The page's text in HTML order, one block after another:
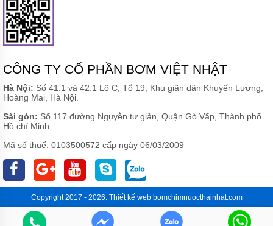
CÔNG TY CỔ PHẦN BƠM VIỆT NHẬT
Hà Nội: Số 41.1 và 42.1 Lô C, Tổ 19, Khu giãn dân Khuyến Lương,
Hoàng Mai, Hà Nội.
Sài gòn: Số 117 đường Nguyễn tư giản, Quận Gò Vấp, Thành phố
Hồ chí Minh.
Mã số thuế: 0103500572 cấp ngày 06/03/2009
Copyright 2017 - 2026. Thiết kế webbomchimnuocthainhat.com